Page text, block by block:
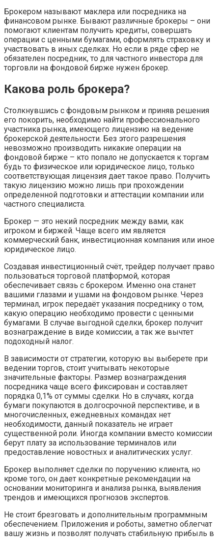
Брокером называют маклера или посредника на
финансовом рынке. Бывают различные брокеры – они
помогают клиентам получить кредиты, совершать
операции с ценными бумагами, оформлять страховку и
участвовать в иных сделках. Но если в ряде сфер не
обязателен посредник, то для частного инвестора для
торговли на фондовой бирже нужен брокер.
Какова роль брокера?
Столкнувшись с фондовым рынком и приняв решения
его покорить, необходимо найти профессионального
участника рынка, имеющего лицензию на ведение
брокерской деятельности. Без этого разрешения
невозможно производить никакие операции на
фондовой бирже – кто попало не допускается к торгам
будь то физическое или юридическое лицо, только
соответствующая лицензия дает такое право. Получить
такую лицензию можно лишь при прохождении
определенной подготовки и аттестации компании или
частного специалиста.
Брокер — это некий посредник между вами, как
игроком и биржей. Чаще всего им является
коммерческий банк, инвестиционная компания или иное
юридическое лицо.
Создавая инвестиционный счёт, трейдер получает право
пользоваться торговой платформой, которая
обеспечивает связь с брокером. Именно она станет
вашими глазами и ушами на фондовом рынке. Через
терминал, игрок передаёт указания посреднику о том,
какую операцию необходимо провести с ценными
бумагами. В случае выгодной сделки, брокер получит
вознаграждение в виде комиссии, а так же вычтет
подоходный налог.
В зависимости от стратегии, которую вы выберете при
ведении торгов, стоит учитывать некоторые
значительные факторы. Размер вознаграждения
посредника чаще всего фиксирован и составляет
порядка 0,1% от суммы сделки. Но в случаях, когда
бумаги покупаются в долгосрочной перспективе, и в
многочисленных, ежедневных командах нет
необходимости, данный показатель не играет
существенной роли. Иногда компании вместо комиссии
берут плату за использование терминалов или
предоставление новостных и аналитических услуг.
Брокер выполняет сделки по поручению клиента, но
кроме того, он дает конкретные рекомендации на
основании мониторинга и анализа рынка, выявления
трендов и имеющихся прогнозов экспертов.
Не стоит брезговать и дополнительным программным
обеспечением. Приложения и роботы, заметно облегчат
вашу жизнь и позволят получать стабильную прибыль в